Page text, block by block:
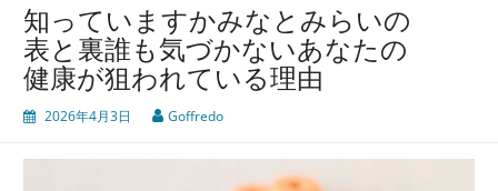
知っていますかみなとみらいの
表と裏誰も気づかないあなたの
健康が狙われている理由
2026年4月3日 Goffredo